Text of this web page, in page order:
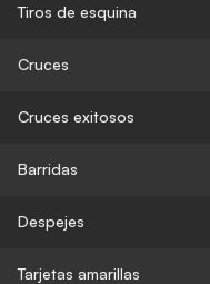
Tiros de esquina
Cruces
Cruces exitosos
Barridas
Despejes
Tarjetas amarillas